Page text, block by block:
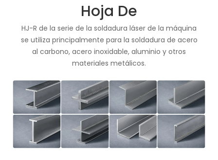
Hoja De
HJ-R de la serie de la soldadura láser de la máquina
se utiliza principalmente para la soldadura de acero
al carbono, acero inoxidable, aluminio y otros
materiales metálicos.